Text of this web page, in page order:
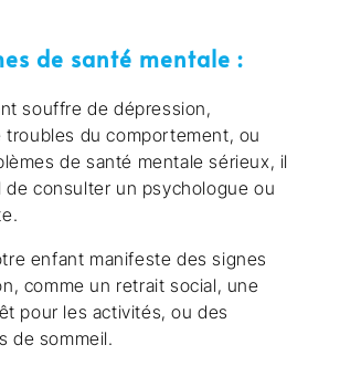
de santé mentale :
souffre de dépression,
troubles du comportement, ou
de santé mentale sérieux, il
consulter un psychologue ou
enfant manifeste des signes
comme un retrait social, une
pour les activités, ou des
de sommeil.